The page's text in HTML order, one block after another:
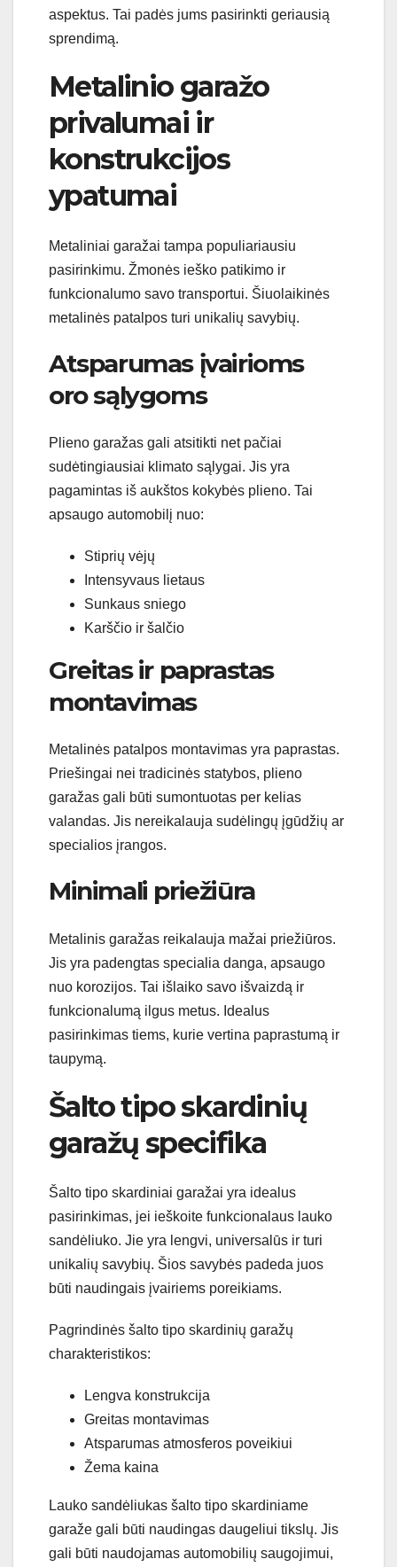
aspektus. Tai padės jums pasirinkti geriausią
sprendimą.
Metalinio garažo
privalumai ir
konstrukcijos
ypatumai
Metaliniai garažai tampa populiariausiu
pasirinkimu. Žmonės ieško patikimo ir
funkcionalumo savo transportui. Šiuolaikinės
metalinės patalpos turi unikalių savybių.
Atsparumas įvairioms
oro sąlygoms
Plieno garažas gali atsitikti net pačiai
sudėtingiausiai klimato sąlygai. Jis yra
pagamintas iš aukštos kokybės plieno. Tai
apsaugo automobilį nuo:
Stiprių vėjų
Intensyvaus lietaus
Sunkaus sniego
Karščio ir šalčio
Greitas ir paprastas
montavimas
Metalinės patalpos montavimas yra paprastas.
Priešingai nei tradicinės statybos, plieno
garažas gali būti sumontuotas per kelias
valandas. Jis nereikalauja sudėlingų įgūdžių ar
specialios įrangos.
Minimali priežiūra
Metalinis garažas reikalauja mažai priežiūros.
Jis yra padengtas specialia danga, apsaugo
nuo korozijos. Tai išlaiko savo išvaizdą ir
funkcionalumą ilgus metus. Idealus
pasirinkimas tiems, kurie vertina paprastumą ir
taupymą.
Šalto tipo skardinių
garažų specifika
Šalto tipo skardiniai garažai yra idealus
pasirinkimas, jei ieškoite funkcionalaus lauko
sandėliuko. Jie yra lengvi, universalūs ir turi
unikalių savybių. Šios savybės padeda juos
būti naudingais įvairiems poreikiams.
Pagrindinės šalto tipo skardinių garažų
charakteristikos:
Lengva konstrukcija
Greitas montavimas
Atsparumas atmosferos poveikiui
Žema kaina
Lauko sandėliukas šalto tipo skardiniame
garaže gali būti naudingas daugeliui tikslų. Jis
gali būti naudojamas automobilių saugojimui,